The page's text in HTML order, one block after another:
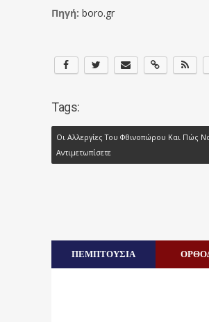
Πηγή: boro.gr
Tags:
Οι Αλλεργίες Του Φθινοπώρου Και Πώς
Αντιμετωπίσετε
ΠΕΜΠΤΟΥΣΙΑ